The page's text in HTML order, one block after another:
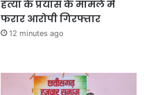
हत्या के प्रयास के मामले में
फरार आरोपी गिरफ्तार
12 minutes ago